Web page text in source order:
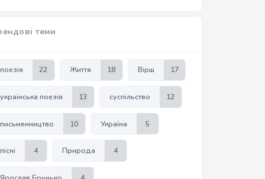
теми
поезія 22 Життя 18 Вірш 17
українська поезія 13 суспільство 12
письменництво 10 Україна 5
пісні 4 Природа 4